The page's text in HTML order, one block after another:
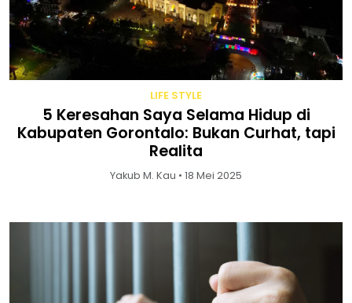
LIFE STYLE
5 Keresahan Saya Selama Hidup di
Kabupaten Gorontalo: Bukan Curhat, tapi
Realita
Yakub M. Kau • 18 Mei 2025